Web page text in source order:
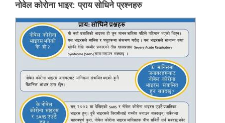
नोवेल कोरोना भाइर: प्राय सोधिने प्रश्नहरु